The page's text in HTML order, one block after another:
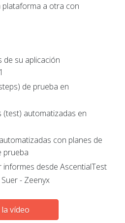
a otra con
de su aplicación
de prueba en
(test) automatizadas en
con planes de
prueba
informes desde AscentialTest
- Zeenyx
vídeo